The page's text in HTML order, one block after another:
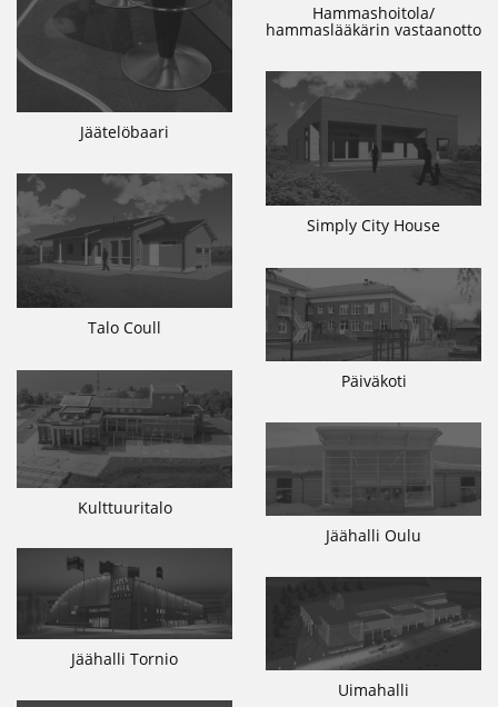
Jäätelöbaari
Hammashoitola/
hammaslääkärin vastaanotto
Simply City House
Talo Coull
Päiväkoti
Kulttuuritalo
Jäähalli Oulu
Jäähalli Tornio
Uimahalli